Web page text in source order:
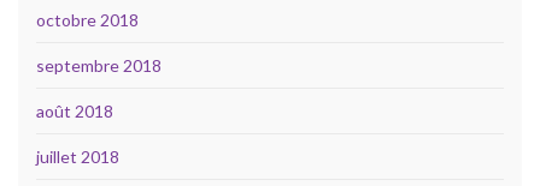
octobre 2018
septembre 2018
août 2018
juillet 2018